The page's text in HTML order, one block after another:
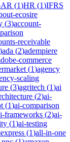
(1)HR (1)IFRS
ecosire
(3)account-
receivable
)ada (2)adempiere
commerce
(1)agency
scaling
(3)agritech (1)ai
(2)ai-
(1)ai-comparison
frameworks (2)ai-
(1)ai-testing
(1)all-in-one